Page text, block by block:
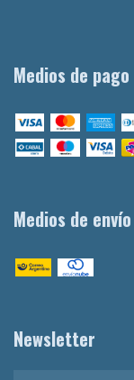
Medios de pago
Medios de envío
Newsletter